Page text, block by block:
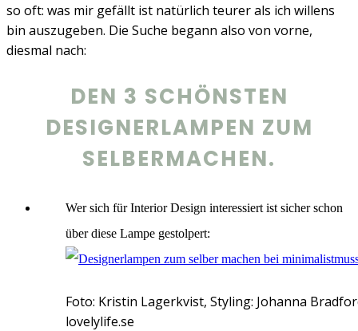
so oft: was mir gefällt ist natürlich teurer als ich willens
bin auszugeben. Die Suche begann also von vorne,
diesmal nach:
DEN 3 SCHÖNSTEN
DESIGNERLAMPEN ZUM
SELBERMACHEN.
Wer sich für Interior Design interessiert ist sicher schon
über diese Lampe gestolpert:
Foto: Kristin Lagerkvist, Styling: Johanna
lovelylife.se